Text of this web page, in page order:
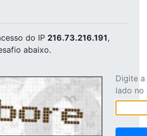
do IP 216.73.216.191,
abaixo.
Digite
lado no